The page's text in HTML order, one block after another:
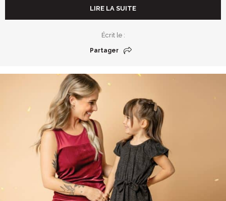
LIRE LA SUITE
Écrit le :
Partager